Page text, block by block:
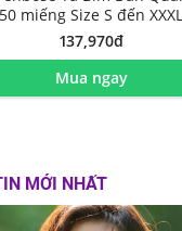
50 miếng Size S đến XXXL
137,970đ
Mua ngay
MỚI NHẤT